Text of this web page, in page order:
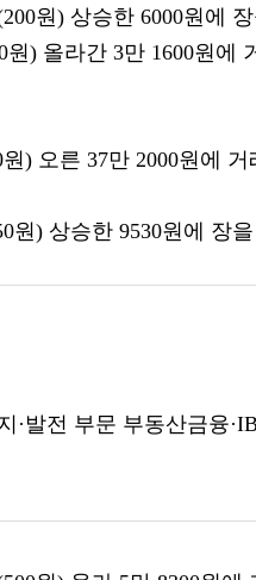
원) 상승한 6000원에
) 올라간 3만 1600원에
) 오른 37만 2000원에
원) 상승한 9530원에 장
·발전 부문 부동산금융